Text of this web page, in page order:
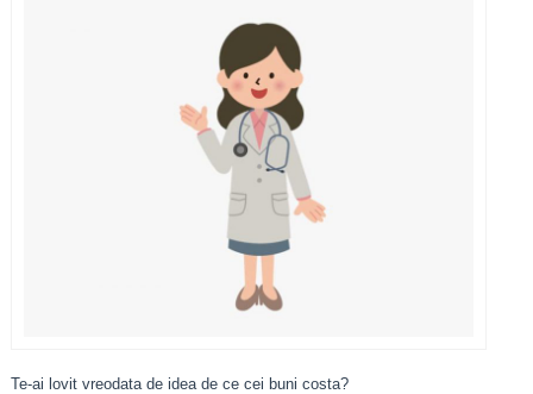
Te-ai lovit vreodata de idea de ce cei buni costa?